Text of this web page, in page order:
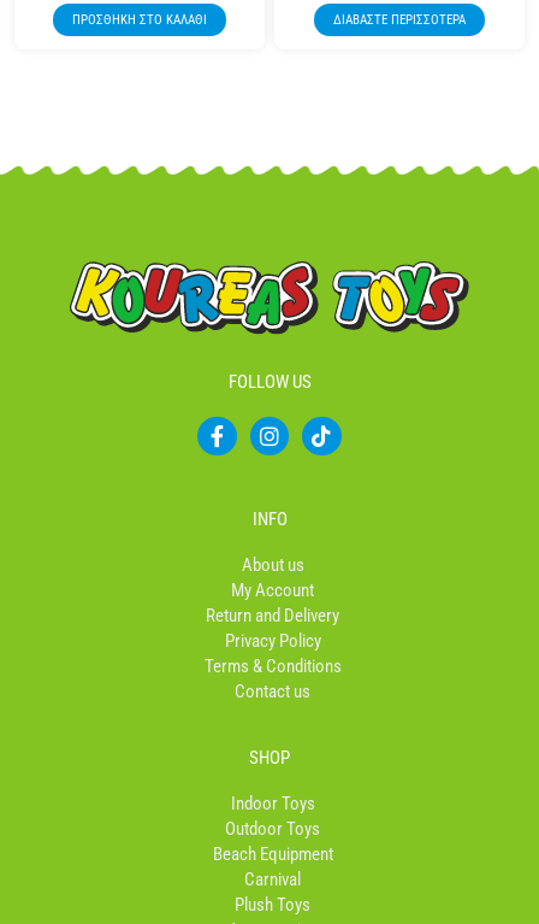
ΠΡΟΣΘΉΚΗ ΣΤΟ ΚΑΛΆΘΙ ΔΙΑΒΆΣΤΕ ΠΕΡΙΣΣΌΤΕΡΑ
FOLLOW US
F
a
f
I
n
a
g
r
a
m
T
i
INFO
About us
My Account
Return and Delivery
Privacy Policy
Terms & Conditions
Contact us
SHOP
Indoor Toys
Outdoor Toys
Beach Equipment
Carnival
Plush Toys